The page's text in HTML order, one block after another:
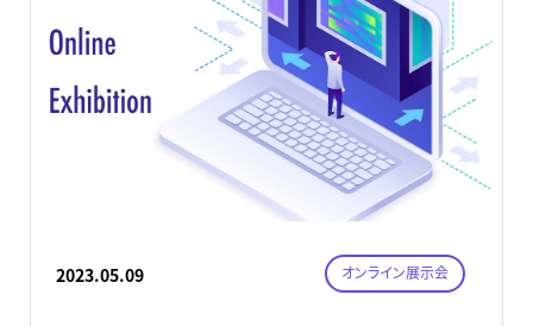
2023.05.09 オンライン展示会